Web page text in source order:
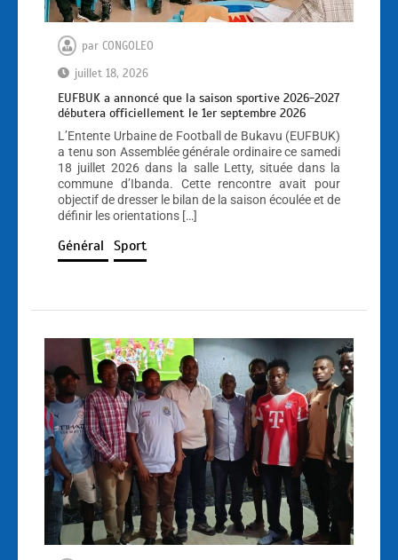
par CONGOLEO
juillet 18, 2026
EUFBUK a annoncé que la saison sportive 2026-2027
débutera officiellement le 1er septembre 2026
L’Entente Urbaine de Football de Bukavu (EUFBUK)
a tenu son Assemblée générale ordinaire ce samedi
18 juillet 2026 dans la salle Letty, située dans la
commune d’Ibanda. Cette rencontre avait pour
objectif de dresser le bilan de la saison écoulée et de
définir les orientations […]
Général Sport